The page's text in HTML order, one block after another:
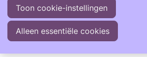
03-12-2020 -Prematuur luiers:
november
Toon cookie-instellingen
Alleen essentiële cookies